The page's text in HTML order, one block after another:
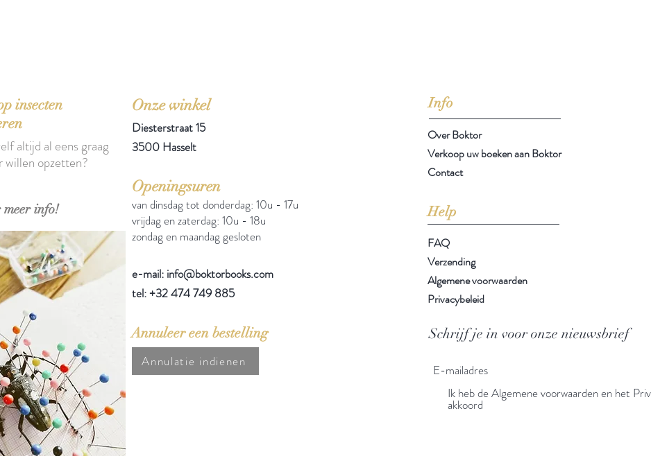
insecten
info!
altijd al eens graag
willen opzetten?
Onze winkel
Diesterstraat 15
3500 Hasselt
Openingsuren
van dinsdag tot donderdag: 10u - 17u
vrijdag en zaterdag: 10u - 18u
zondag en maandag gesloten
e-mail: info@boktorbooks.com
tel: +32 474 749 885
Info
Over Boktor
Verkoop uw boeken aan Boktor
Contact
Help
FAQ
Verzending
Algemene voorwaarden
Privacybeleid
Schrijf je in voor onze nieuwsbrief
Ik heb de Algemene voorwaarden en het
akkoord
Annuleer een bestelling
Annulatie indienen